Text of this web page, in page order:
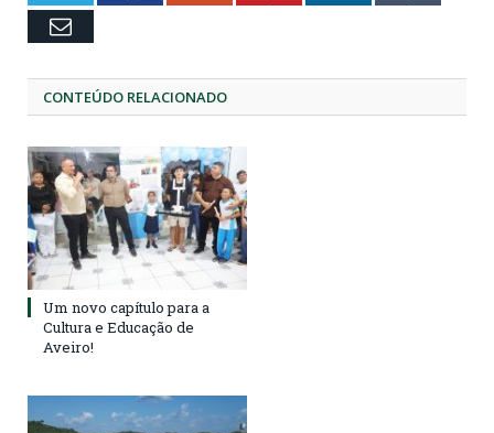
Email
CONTEÚDO RELACIONADO
Um novo capítulo para a
Cultura e Educação de
Aveiro!